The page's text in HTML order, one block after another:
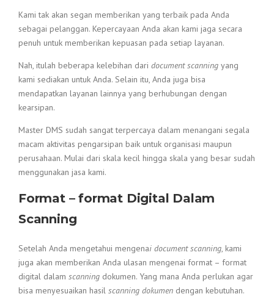
Kami tak akan segan memberikan yang terbaik pada Anda
sebagai pelanggan. Kepercayaan Anda akan kami jaga secara
penuh untuk memberikan kepuasan pada setiap layanan.
Nah, itulah beberapa kelebihan dari document scanning yang
kami sediakan untuk Anda. Selain itu, Anda juga bisa
mendapatkan layanan lainnya yang berhubungan dengan
kearsipan.
Master DMS sudah sangat terpercaya dalam menangani segala
macam aktivitas pengarsipan baik untuk organisasi maupun
perusahaan. Mulai dari skala kecil hingga skala yang besar sudah
menggunakan jasa kami.
Format – format Digital Dalam
Scanning
Setelah Anda mengetahui mengenai document scanning, kami
juga akan memberikan Anda ulasan mengenai format – format
digital dalam scanning dokumen. Yang mana Anda perlukan agar
bisa menyesuaikan hasil scanning dokumen dengan kebutuhan.